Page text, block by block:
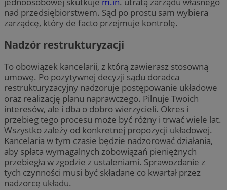
nad przedsiębiorstwem. Sąd po prostu sam wybiera
zarządcę, który de facto przejmuje kontrolę.
Nadzór restrukturyzacji
To obowiązek kancelarii, z którą zawierasz stosowną
umowę. Po pozytywnej decyzji sądu doradca
restrukturyzacyjny nadzoruje postępowanie układowe
oraz realizację planu naprawczego. Pilnuje Twoich
interesów, ale i dba o dobro wierzycieli. Okres i
przebieg tego procesu może być różny i trwać wiele lat.
Wszystko zależy od konkretnej propozycji układowej.
Kancelaria w tym czasie będzie nadzorować działania,
aby spłata wymagalnych zobowiązań pieniężnych
przebiegła w zgodzie z ustaleniami. Sprawozdanie z
tych czynności musi być składane co kwartał przez
nadzorcę układu.